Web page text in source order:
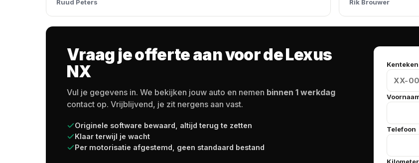
Ruud Peters Rik Brouwer
Vraag je offerte aan voor de Lexus
NX
Vul je gegevens in. We bekijken jouw auto en nemen binnen 1 werkdag
contact op. Vrijblijvend, je zit nergens aan vast.
Originele software bewaard, altijd terug te zetten
Klaar terwijl je wacht
Per motorisatie afgestemd, geen standaard bestand
Kenteken
Telefoon